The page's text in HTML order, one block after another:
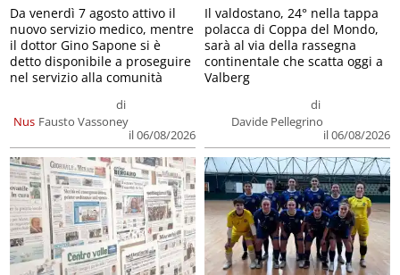
Nus
di
Fausto Vassoney
il 06/08/2026
Da venerdì 7 agosto attivo il
nuovo servizio medico, mentre
il dottor Gino Sapone si è
detto disponibile a proseguire
nel servizio alla comunità
di
Davide Pellegrino
il 06/08/2026
Il valdostano, 24° nella tappa
polacca di Coppa del Mondo,
sarà al via della rassegna
continentale che scatta oggi a
Valberg